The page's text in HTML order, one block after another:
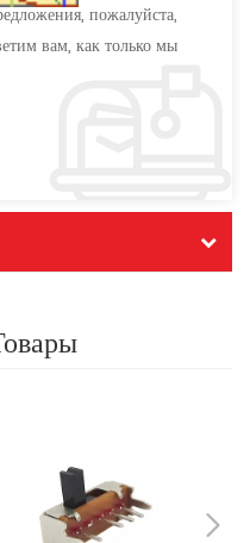
пожалуйста,
вам, как только мы